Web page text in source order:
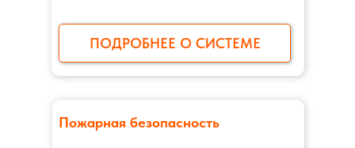
Пожарная безопасность
ПОДРОБНЕЕ О СИСТЕМЕ